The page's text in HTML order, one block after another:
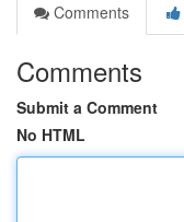
Comments
Comments
Submit a Comment
No HTML